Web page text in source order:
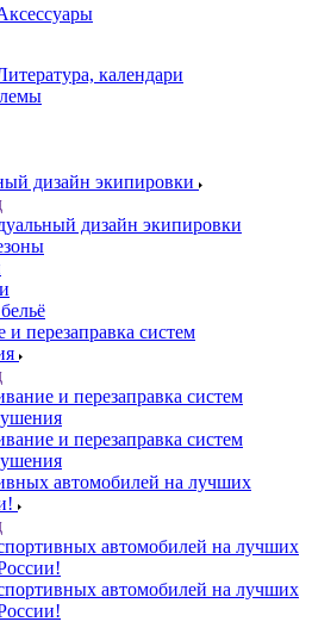
календари
дизайн экипировки
дизайн экипировки
перезаправка систем
и перезаправка систем
и перезаправка систем
автомобилей на лучших
автомобилей на лучших
автомобилей на лучших